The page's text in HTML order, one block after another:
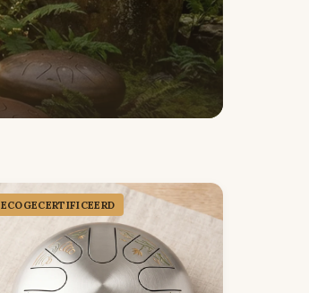
ECOGECER­TIFICEERD